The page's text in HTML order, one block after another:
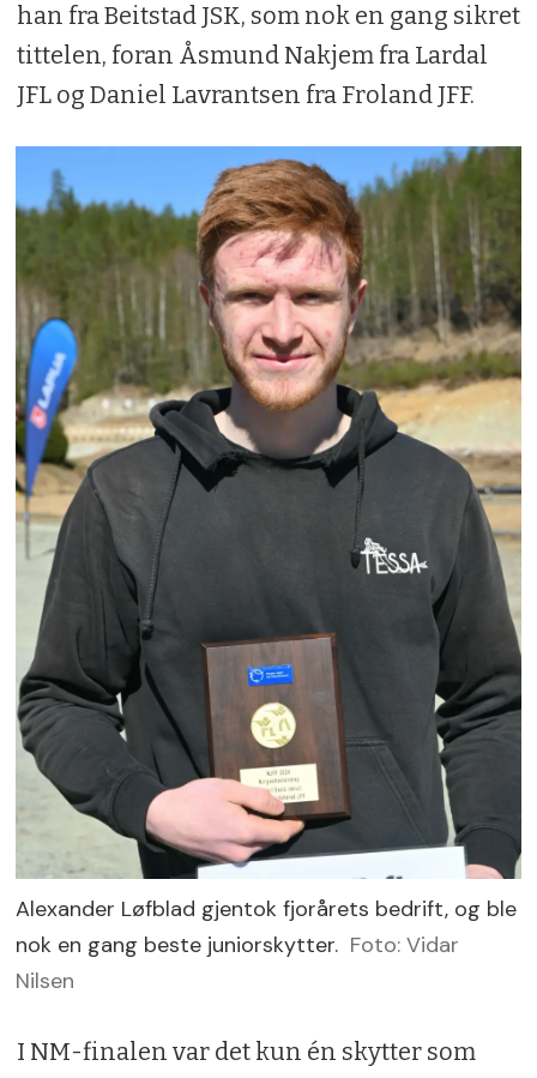
han fra Beitstad JSK, som nok en gang sikret
tittelen, foran Åsmund Nakjem fra Lardal
JFL og Daniel Lavrantsen fra Froland JFF.
Alexander Løfblad gjentok fjorårets bedrift, og ble
nok en gang beste juniorskytter. Foto: Vidar
Nilsen
I NM-finalen var det kun én skytter som